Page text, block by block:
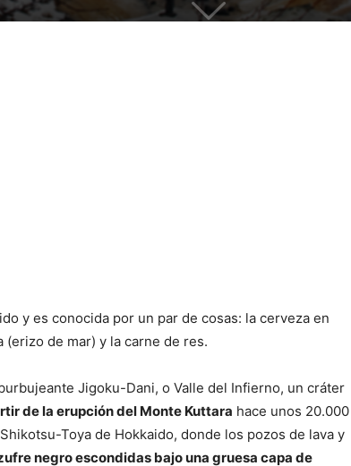
y es conocida por un par de cosas: la cerveza en
de mar) y la carne de res.
Jigoku-Dani, o Valle del Infierno, un cráter
de la erupción del Monte Kuttara hace unos 20.000
Toya de Hokkaido, donde los pozos de lava y
negro escondidas bajo una gruesa capa de